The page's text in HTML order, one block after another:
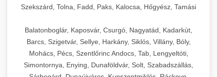
aikampany.hu AI hirdetési automatizálás
konyhák számára. Masszív konstrukció
megbízható teljesítményhez.
chef-iparikonyhagepek.hu
kereskedelmi tésztakeverő
🔪 21. Ipari Szeletelőgép +
Ipari hús- és sajtszeletelő gépek professzionális
élelmiszer-előkészítéshez. Precíziós vágás
állítható vastagság beállítással.
📦 22. Vákuumozó Gép +
Kereskedelmi vákuumcsomagoló berendezések
Szekszárd, Tolna, Fadd, Paks, Kalocsa, Hőgyész, Tamási
Balatonboglár, Kaposvár, Csurgó, Nagyatád, Kadarkút,
Barcs, Szigetvár, Sellye, Harkány, Siklós, Villány, Bóly,
Mohács, Pécs, Szentlőrinc Andocs, Tab, Lengyeltóti,
Simontornya, Enying, Dunaföldvár, Solt, Szabadszállás,